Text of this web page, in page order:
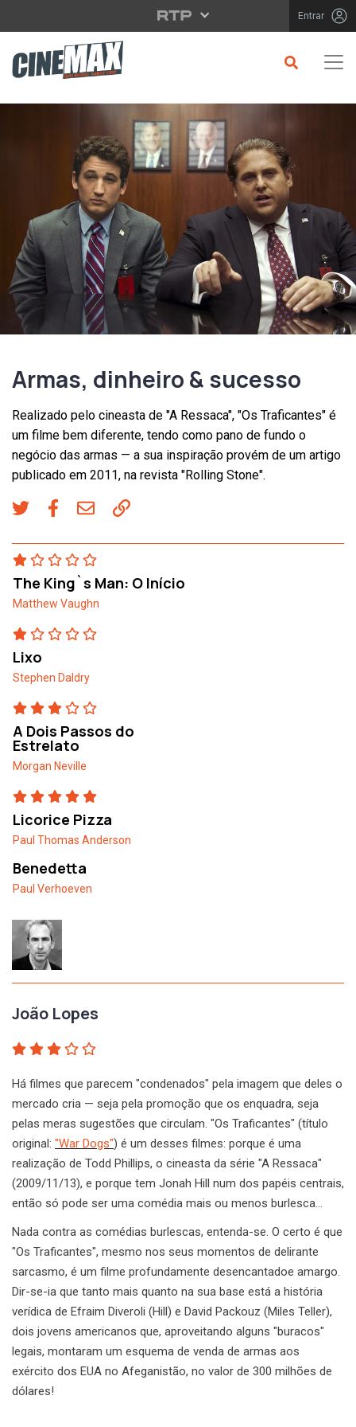
Saltar para o conteúdo principal Entrar
Armas, dinheiro & sucesso
Realizado pelo cineasta de "A Ressaca", "Os Traficantes" é
um filme bem diferente, tendo como pano de fundo o
negócio das armas — a sua inspiração provém de um artigo
publicado em 2011, na revista "Rolling Stone".
The King`s Man: O Início
Matthew Vaughn
Lixo
Stephen Daldry
A Dois Passos do
Estrelato
Morgan Neville
Licorice Pizza
Paul Thomas Anderson
Benedetta
Paul Verhoeven
João Lopes
Há filmes que parecem "condenados" pela imagem que deles o
mercado cria — seja pela promoção que os enquadra, seja
pelas meras sugestões que circulam. "Os Traficantes" (título
original: "War Dogs") é um desses filmes: porque é uma
realização de Todd Phillips, o cineasta da série "A Ressaca"
(2009/11/13), e porque tem Jonah Hill num dos papéis centrais,
então só pode ser uma comédia mais ou menos burlesca…
Nada contra as comédias burlescas, entenda-se. O certo é que
"Os Traficantes", mesmo nos seus momentos de delirante
sarcasmo, é um filme profundamente desencantadoe amargo.
Dir-se-ia que tanto mais quanto na sua base está a história
verídica de Efraim Diveroli (Hill) e David Packouz (Miles Teller),
dois jovens americanos que, aproveitando alguns "buracos"
legais, montaram um esquema de venda de armas aos
exército dos EUA no Afeganistão, no valor de 300 milhões de
dólares!